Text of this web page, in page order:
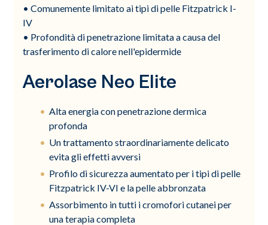
• Comunemente limitato ai tipi di pelle Fitzpatrick I-
IV
• Profondità di penetrazione limitata a causa del
trasferimento di calore nell'epidermide
Aerolase Neo Elite
Alta energia con penetrazione dermica
profonda
Un trattamento straordinariamente delicato
evita gli effetti avversi
Profilo di sicurezza aumentato per i tipi di pelle
Fitzpatrick IV-VI e la pelle abbronzata
Assorbimento in tutti i cromofori cutanei per
una terapia completa